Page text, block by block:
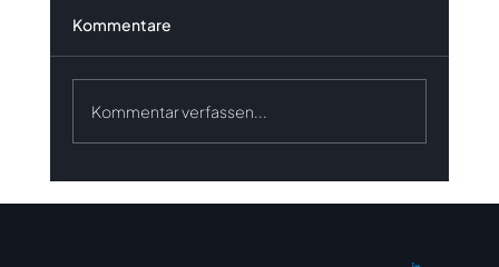
Kommentare
Kommentar verfassen...